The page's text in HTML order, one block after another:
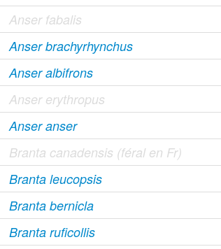
Anser fabalis
Anser brachyrhynchus
Anser albifrons
Anser erythropus
Anser anser
Branta canadensis (féral en Fr)
Branta leucopsis
Branta bernicla
Branta ruficollis